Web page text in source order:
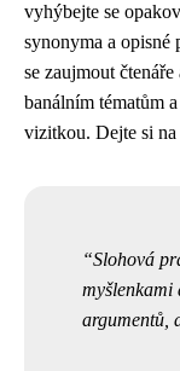
vyhýbejte se
synonyma a opisné
se zaujmout
banálním tématům
vizitkou. Dejte si na
Slohová
myšlenkami
argumentů,